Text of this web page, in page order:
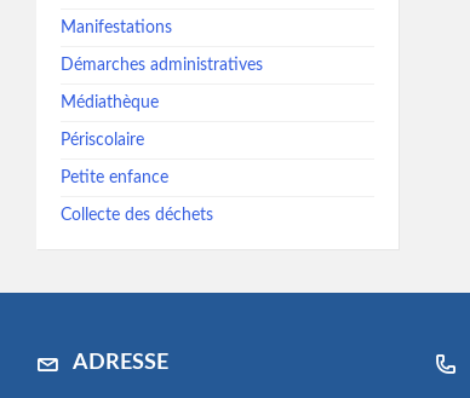
Manifestations
Démarches administratives
Médiathèque
Périscolaire
Petite enfance
Collecte des déchets
ADRESSE